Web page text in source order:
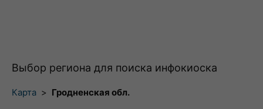
Выбор региона для поиска инфокиоска
Карта > Гродненская обл.